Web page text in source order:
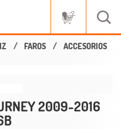
FAROS ACCESORIOS
2009-2016